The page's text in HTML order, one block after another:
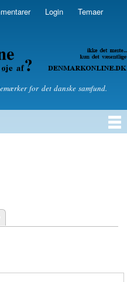
Login Temaer
om politik
for det danske samfund.